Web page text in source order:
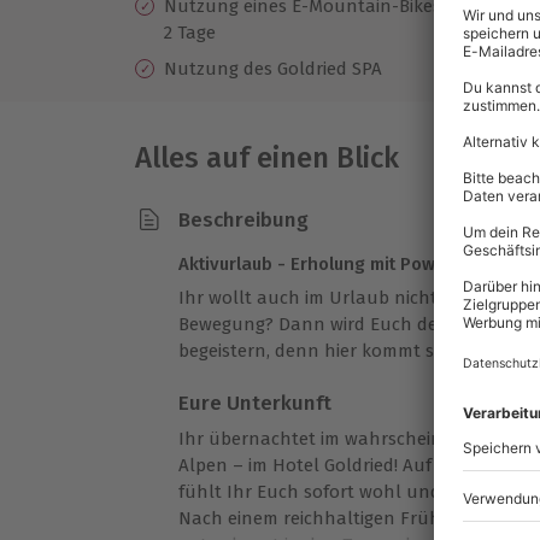
Nutzung eines E-Mountain-Bikes für
2 Tage
Nutzung des Goldried SPA
Alles auf einen Blick
Beschreibung
Aktivurlaub - Erholung mit Power
Ihr wollt auch im Urlaub nicht auf Sport
Bewegung? Dann wird Euch der
begeistern, denn hier kommt sicher keine
Eure Unterkunft
Ihr übernachtet im wahrscheinlich am
Alpen – im Hotel Goldried! Auf 1.000m
fühlt Ihr Euch sofort wohl und genießt
Nach einem reichhaltigen Frühstück mit